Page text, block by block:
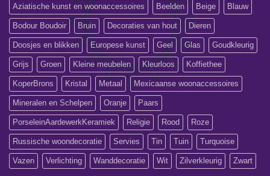
Aziatische kunst en woonaccessoires Beelden Beige Blauw
Bodour Boudoir Bruin Decoraties van hout Dieren
Doosjes en blikken Europese kunst Geel Glas Goudkleurig
Grijs Groen Kleine meubelen Kleurloos Koffiethee
KoperBrons Kristal Metaal Mexicaanse woonaccessoires
Mineralen en Schelpen Oranje Paars
PorseleinAardewerkKeramiek Religie Rood Roze
Russische woondecoratie Servies Tin Tuin Turquoise
Vazen Verlichting Wanddecoratie Wit Zilverkleurig Zwart